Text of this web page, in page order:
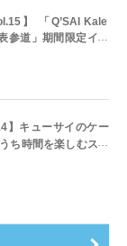
】 「Q’SAI Kale
参道」期間限定イベ
ュー
】キューサイのケー
ち時間を楽しむスウ